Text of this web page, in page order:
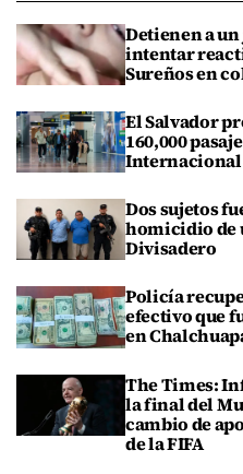
Detienen a
intentar
Sureños en
El Salvador
160,000
Internacional
Dos sujetos
homicidio de
Divisadero
Policía
efectivo que
en
The Times:
la final del
cambio de
de la FIFA